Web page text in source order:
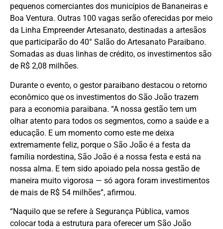
pequenos comerciantes dos municípios de Bananeiras e
Boa Ventura. Outras 100 vagas serão oferecidas por meio
da Linha Empreender Artesanato, destinadas a artesãos
que participarão do 40° Salão do Artesanato Paraibano.
Somadas as duas linhas de crédito, os investimentos são
de R$ 2,08 milhões.
Durante o evento, o gestor paraibano destacou o retorno
econômico que os investimentos do São João trazem
para a economia paraibana. “A nossa gestão tem um
olhar atento para todos os segmentos, como a saúde e a
educação. E um momento como este me deixa
extremamente feliz, porque o São João é a festa da
família nordestina, São João é a nossa festa e está na
nossa alma. E tem sido apoiado pela nossa gestão de
maneira muito vigorosa — só agora foram investimentos
de mais de R$ 54 milhões”, afirmou.
“Naquilo que se refere à Segurança Pública, vamos
colocar toda a estrutura para oferecer um São João